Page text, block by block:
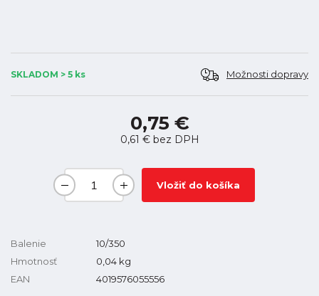
SKLADOM > 5 ks Možnosti dopravy
0,75 €
0,61 €bez DPH
Vložiť do košíka
Balenie
10/350
Hmotnosť
0,04 kg
EAN
4019576055556